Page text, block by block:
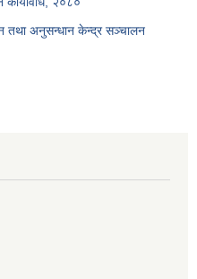
तथा अनुसन्धान केन्द्र सञ्चालन